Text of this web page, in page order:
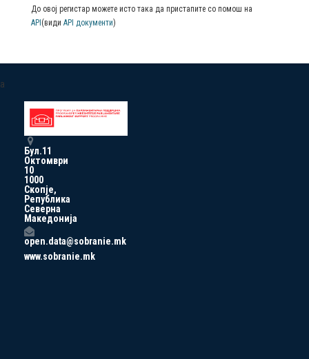
До овој регистар можете исто така да пристапите со помош на
API (види API документи)
a
Бул.11
Октомври
10
1000
Скопје,
Република
Северна
Македонија
open.data@sobranie.mk
www.sobranie.mk